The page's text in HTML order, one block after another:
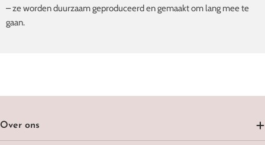
– ze worden duurzaam geproduceerd en gemaakt om lang mee te
gaan.
Over ons